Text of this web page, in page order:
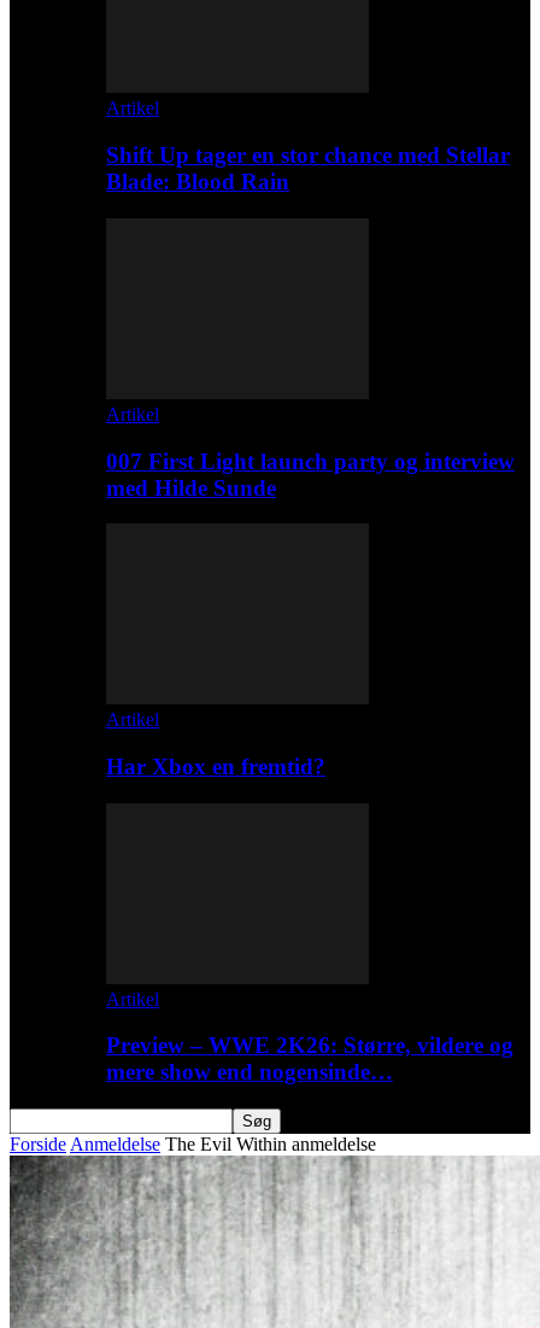
Artikel
Shift Up tager en stor chance med Stellar
Blade: Blood Rain
Artikel
007 First Light launch party og interview
med Hilde Sunde
Artikel
Har Xbox en fremtid?
Artikel
Preview – WWE 2K26: Større, vildere og
mere show end nogensinde…
Forside Anmeldelse The Evil Within anmeldelse